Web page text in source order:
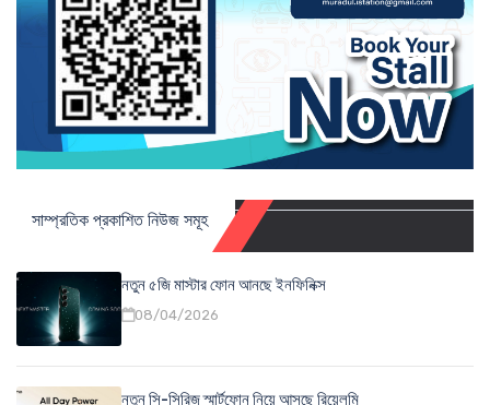
সাম্প্রতিক প্রকাশিত নিউজ সমূহ
নতুন ৫জি মাস্টার ফোন আনছে ইনফিনিক্স
08/04/2026
নতুন সি-সিরিজ স্মার্টফোন নিয়ে আসছে রিয়েলমি